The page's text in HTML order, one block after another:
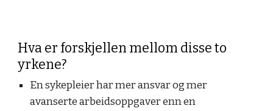
Hva er forskjellen mellom disse to
yrkene?
En sykepleier har mer ansvar og mer
avanserte arbeidsoppgaver enn en